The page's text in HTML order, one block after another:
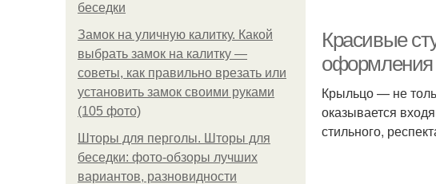
беседки
Замок на уличную калитку. Какой
выбрать замок на калитку —
советы, как правильно врезать или
установить замок своими руками
(105 фото)
Шторы для перголы. Шторы для
беседки: фото-обзоры лучших
вариантов, разновидности
Красивые
оформления
Крыльцо — не
оказывается
стильного,